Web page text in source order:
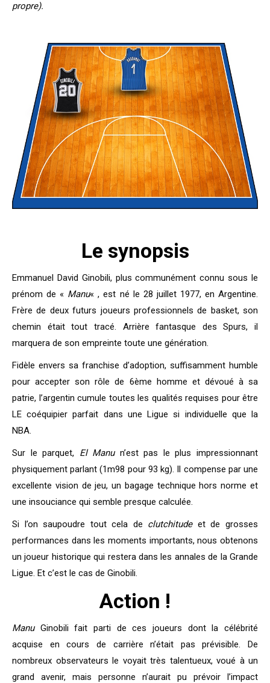
propre).
Le synopsis
Emmanuel David Ginobili, plus communément connu sous le
prénom de « Manu« , est né le 28 juillet 1977, en Argentine.
Frère de deux futurs joueurs professionnels de basket, son
chemin était tout tracé. Arrière fantasque des Spurs, il
marquera de son empreinte toute une génération.
Fidèle envers sa franchise d’adoption, suffisamment humble
pour accepter son rôle de 6ème homme et dévoué à sa
patrie, l’argentin cumule toutes les qualités requises pour être
LE coéquipier parfait dans une Ligue si individuelle que la
NBA.
Sur le parquet, El Manun’est pas le plus impressionnant
physiquement parlant (1m98 pour 93 kg). Il compense par une
excellente vision de jeu, un bagage technique hors norme et
une insouciance qui semble presque calculée.
Si l’on saupoudre tout cela de clutchitudeet de grosses
performances dans les moments importants, nous obtenons
un joueur historique qui restera dans les annales de la Grande
Ligue. Et c’est le cas de Ginobili.
Action !
ManuGinobili fait parti de ces joueurs dont la célébrité
acquise en cours de carrière n’était pas prévisible. De
nombreux observateurs le voyait très talentueux, voué à un
grand avenir, mais personne n’aurait pu prévoir l’impact